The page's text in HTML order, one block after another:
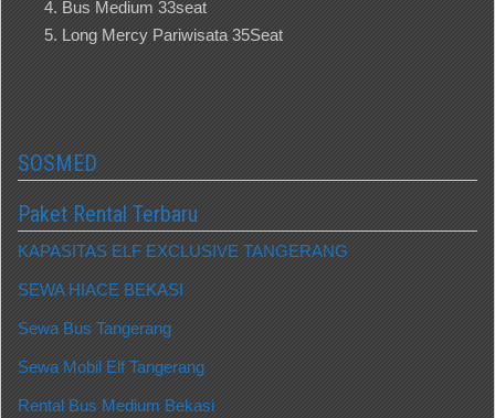
Bus Medium 33seat
Long Mercy Pariwisata 35Seat
SOSMED
Paket Rental Terbaru
KAPASITAS ELF EXCLUSIVE TANGERANG
SEWA HIACE BEKASI
Sewa Bus Tangerang
Sewa Mobil Elf Tangerang
Rental Bus Medium Bekasi